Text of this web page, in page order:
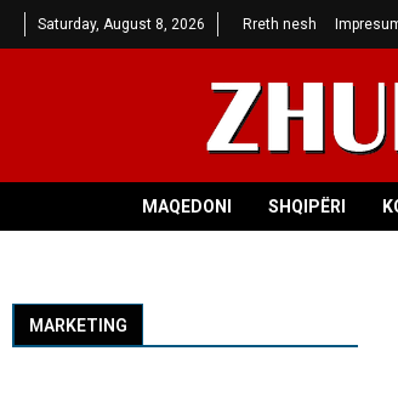
Saturday, August 8, 2026 Rreth nesh
MAQEDONI SHQIPËRI
MARKETING